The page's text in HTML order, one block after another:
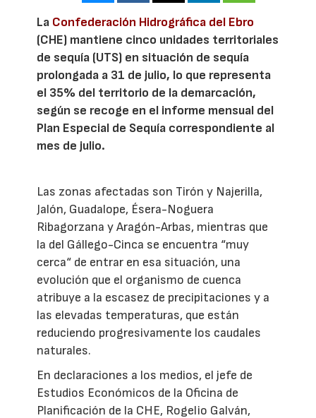
La Confederación Hidrográfica del Ebro
(CHE) mantiene cinco unidades territoriales
de sequía (UTS) en situación de sequía
prolongada a 31 de julio, lo que representa
el 35% del territorio de la demarcación,
según se recoge en el informe mensual del
Plan Especial de Sequía correspondiente al
mes de julio.
Las zonas afectadas son Tirón y Najerilla,
Jalón, Guadalope, Ésera-Noguera
Ribagorzana y Aragón-Arbas, mientras que
la del Gállego-Cinca se encuentra “muy
cerca“ de entrar en esa situación, una
evolución que el organismo de cuenca
atribuye a la escasez de precipitaciones y a
las elevadas temperaturas, que están
reduciendo progresivamente los caudales
naturales.
En declaraciones a los medios, el jefe de
Estudios Económicos de la Oficina de
Planificación de la CHE, Rogelio Galván,